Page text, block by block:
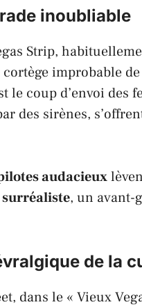
inoubliable
Strip,
improbable de
le coup d’envoi des
des sirènes,
audacieux
surréaliste, un avant-
de la
, dans le « Vieux